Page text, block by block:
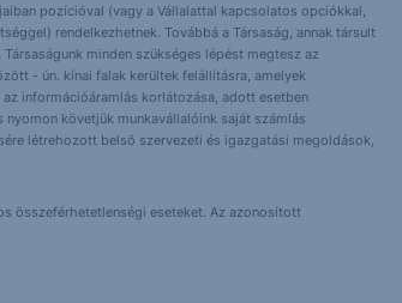
pozícióval (vagy a Vállalattal kapcsolatos opciókkal,
rendelkezhetnek. Továbbá a Társaság, annak társult
minden szükséges lépést megtesz az
- ún. kínai falak kerültek felállításra, amelyek
információáramlás korlátozása, adott esetben
követjük munkavállalóink saját számlás
létrehozott belső szervezeti és igazgatási megoldások,
összeférhetetlenségi eseteket. Az azonosított